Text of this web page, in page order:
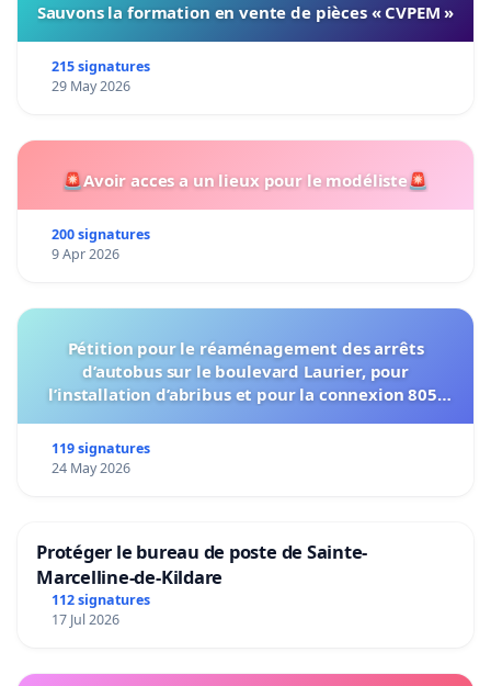
Sauvons la formation en vente de pièces « CVPEM »
215 signatures
29 May 2026
🚨Avoir acces a un lieux pour le modéliste🚨
200 signatures
9 Apr 2026
Pétition pour le réaménagement des arrêts
d’autobus sur le boulevard Laurier, pour
l’installation d’abribus et pour la connexion 805-
119 signatures
24 May 2026
Protéger le bureau de poste de Sainte-
Marcelline-de-Kildare
112 signatures
17 Jul 2026